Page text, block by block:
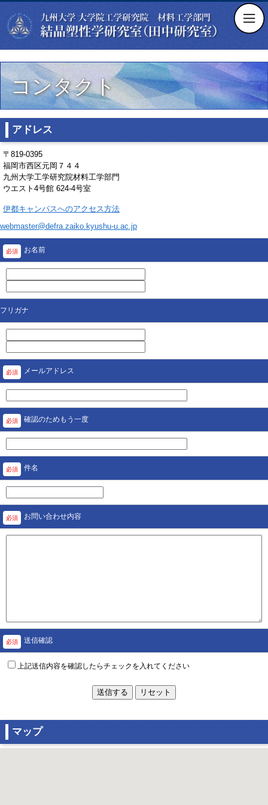
コンタクト
アドレス
〒819-0395
福岡市西区元岡７４４
九州大学工学研究院材料工学部門
ウエスト4号館 624-4号室
伊都キャンパスへのアクセス方法
webmaster@defra.zaiko.kyushu-u.ac.jp
必須 お名前
フリガナ
必須 メールアドレス
必須 確認のためもう一度
必須 件名
必須 お問い合わせ内容
必須 送信確認
上記送信内容を確認したらチェックを入れてください
送信する リセット
マップ